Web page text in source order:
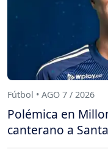
Fútbol • AGO 7 / 2026
Polémica en
canterano a